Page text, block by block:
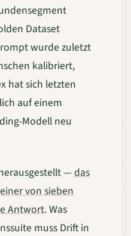
Dataset
wurde zuletzt
kalibriert,
hat sich letzten
auf einem
Modell neu
—das
von sieben
Antwort. Was
muss Drift in